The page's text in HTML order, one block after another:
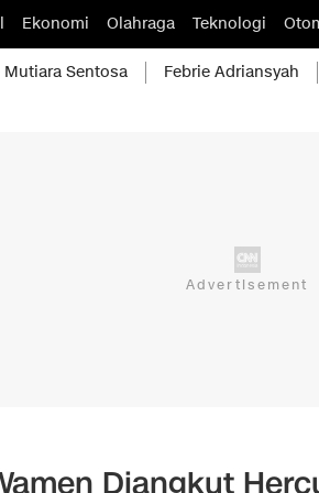
Ekonomi Olahraga Teknologi
Mutiara Sentosa Febrie Adriansyah
Diangkut